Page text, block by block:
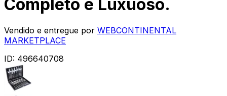
Completo e Luxuoso.
Vendido e entregue por WEBCONTINENTAL
MARKETPLACE
ID: 496640708